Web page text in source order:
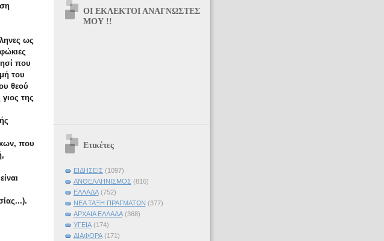
ως
που
του
θεού
της
που
ΟΙ ΕΚΛΕΚΤΟΙ ΑΝΑΓΝΩΣΤΕΣ
ΜΟΥ !!
Ετικέτες
ΕΙΔΗΣΕΙΣ (1097)
ΑΝΘΕΛΛΗΝΙΣΜΟΣ (816)
ΕΛΛΑΔΑ (752)
ΝΕΑ ΤΑΞΗ ΠΡΑΓΜΑΤΩΝ (377)
ΑΡΧΑΙΑ ΕΛΛΑΔΑ (368)
ΥΓΕΙΑ (174)
ΔΙΑΦΟΡΑ (171)